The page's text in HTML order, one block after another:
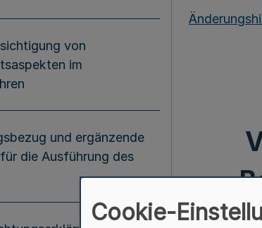
von
im
und ergänzende
die Ausführung des
Cookie-